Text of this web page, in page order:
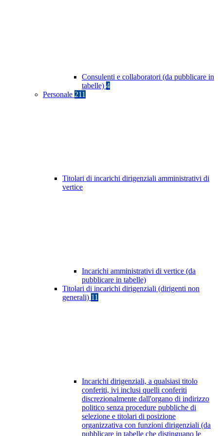
Consulenti e collaboratori (da pubblicare in
tabelle) 4
Personale 211
Titolari di incarichi dirigenziali amministrativi di
vertice
Incarichi amministrativi di vertice (da
pubblicare in tabelle)
Titolari di incarichi dirigenziali (dirigenti non
generali) 11
Incarichi dirigenziali, a qualsiasi titolo
conferiti, ivi inclusi quelli conferiti
discrezionalmente dall'organo di indirizzo
politico senza procedure pubbliche di
selezione e titolari di posizione
organizzativa con funzioni dirigenziali (da
pubblicare in tabelle che distinguano le